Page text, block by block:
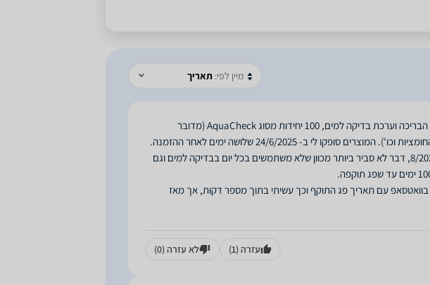
מיין לפי: תאריך
הזמנתי שני מוצרי בריכה מאתר החנות: מברשת לניקוי הבריכה וערכת בדיקה למים, 100 יחידות מסוג AquaCheck (מדובר
הבעיה: תאריך פג התוקף של ערכת הבדיקה הוא ב- 8/2025, דבר לא סביר ביותר מכוון שלא משתמשים בכל יום בבדיקה למים וגם
עם תאריך פג התוקף וכך עשיתי בתוך מספר דקות, אך מאז
עזרה(1) לא עזרה(0)